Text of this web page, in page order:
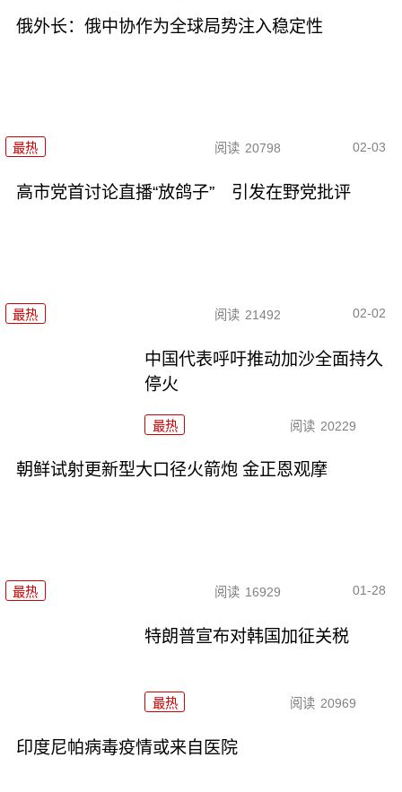
俄外长：俄中协作为全球局势注入稳定性
最热 阅读 20798 02-03
高市党首讨论直播“放鸽子” 引发在野党批评
最热 阅读 21492 02-02
中国代表呼吁推动加沙全面持久
停火
最热 阅读 20229
朝鲜试射更新型大口径火箭炮 金正恩观摩
最热 阅读 16929 01-28
特朗普宣布对韩国加征关税
最热 阅读 20969
印度尼帕病毒疫情或来自医院